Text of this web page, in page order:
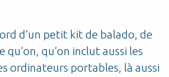
d’un petit kit de balado, de
qu’on, qu’on inclut aussi les
ordinateurs portables, là aussi